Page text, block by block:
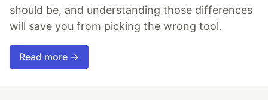
should be, and understanding those differences
will save you from picking the wrong tool.
Read more →